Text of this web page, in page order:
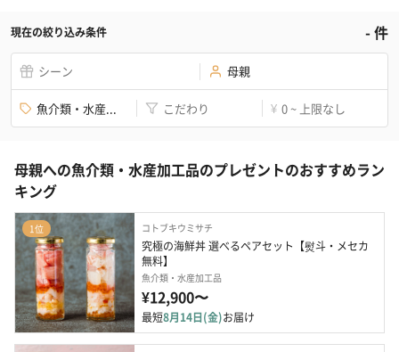
現在の絞り込み条件 -件
シーン 母親
魚介類・水産... こだわり ¥ 0 ~ 上限なし
母親への魚介類・水産加工品のプレゼントのおすすめラン
キング
1位 コトブキウミサチ
究極の海鮮丼 選べるペアセット【熨斗・メセカ
無料】
魚介類・水産加工品
¥12,900〜
最短8月14日(金)お届け